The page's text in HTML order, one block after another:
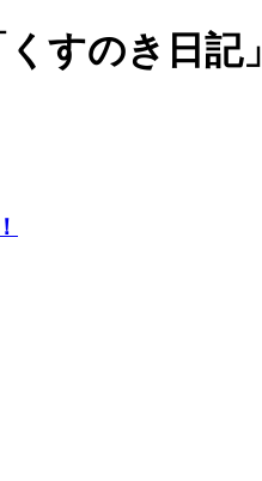
すのき日記」